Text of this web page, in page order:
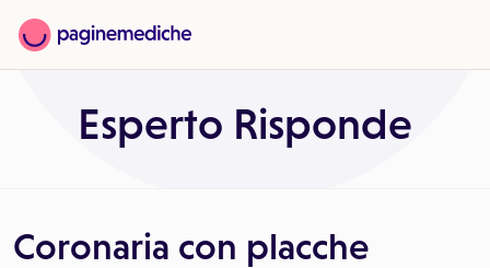
Esperto Risponde
Coronaria con placche